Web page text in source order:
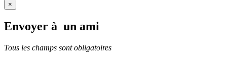
×
Envoyer à un ami
Tous les champs sont obligatoires